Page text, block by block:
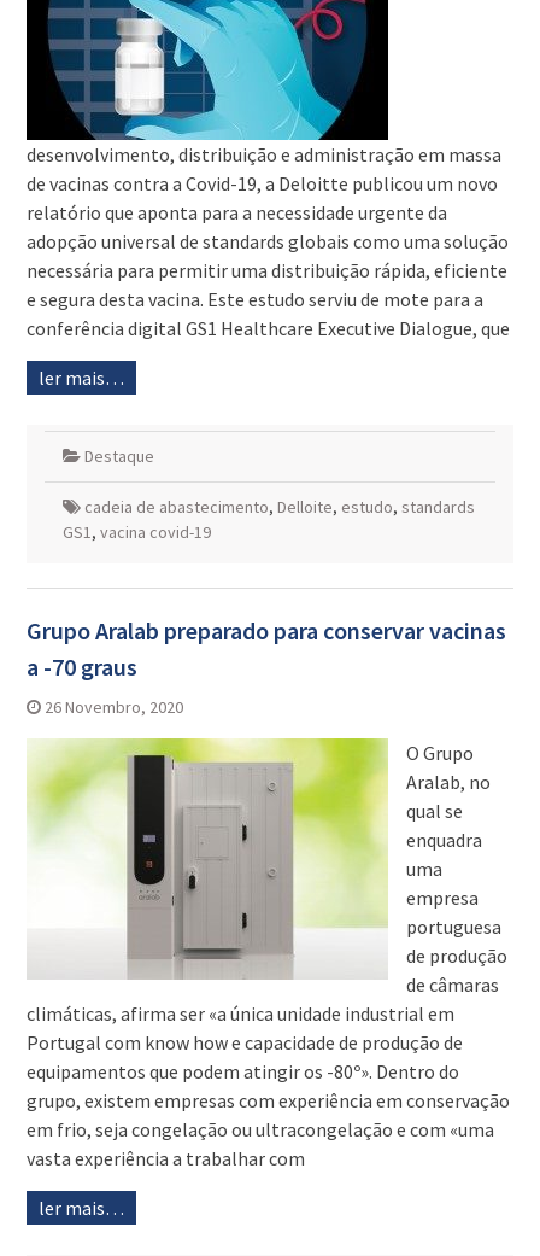
desenvolvimento, distribuição e administração em massa
de vacinas contra a Covid-19, a Deloitte publicou um novo
relatório que aponta para a necessidade urgente da
adopção universal de standards globais como uma solução
necessária para permitir uma distribuição rápida, eficiente
e segura desta vacina. Este estudo serviu de mote para a
conferência digital GS1 Healthcare Executive Dialogue, que
ler mais…
Destaque
cadeia de abastecimento, Delloite, estudo, standards
GS1, vacina covid-19
Grupo Aralab preparado para conservar vacinas
a -70 graus
26 Novembro, 2020
O Grupo
Aralab, no
qual se
enquadra
uma
empresa
portuguesa
de produção
de câmaras
climáticas, afirma ser «a única unidade industrial em
Portugal com know how e capacidade de produção de
equipamentos que podem atingir os -80º». Dentro do
grupo, existem empresas com experiência em conservação
em frio, seja congelação ou ultracongelação e com «uma
vasta experiência a trabalhar com
ler mais…